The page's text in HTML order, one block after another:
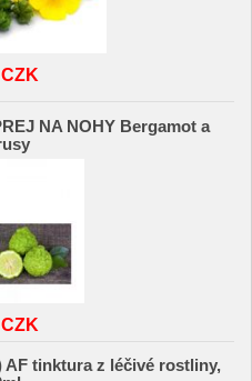
NA NOHY Bergamot a
AF tinktura z léčivé rostliny,